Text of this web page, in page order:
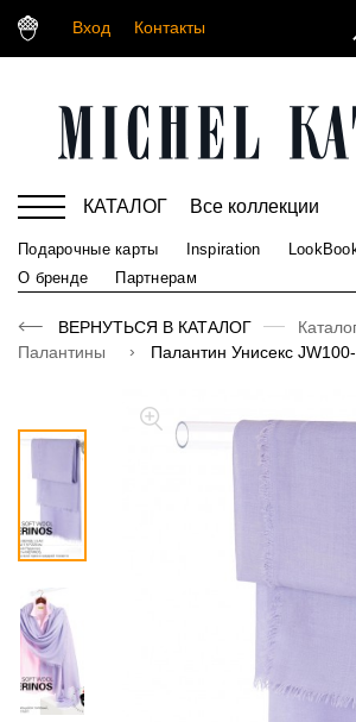
Вход Контакты
КАТАЛОГ Все коллекции
Подарочные карты Inspiration
О бренде
Партнерам
ВЕРНУТЬСЯ В КАТАЛОГ
Палантины
Палантин Унисекс